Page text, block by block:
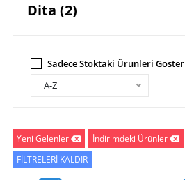
Dita (2)
Sadece Stoktaki Ürünleri Göster
A-Z
Yeni Gelenler İndirimdeki Ürünler
FİLTRELERİ KALDIR